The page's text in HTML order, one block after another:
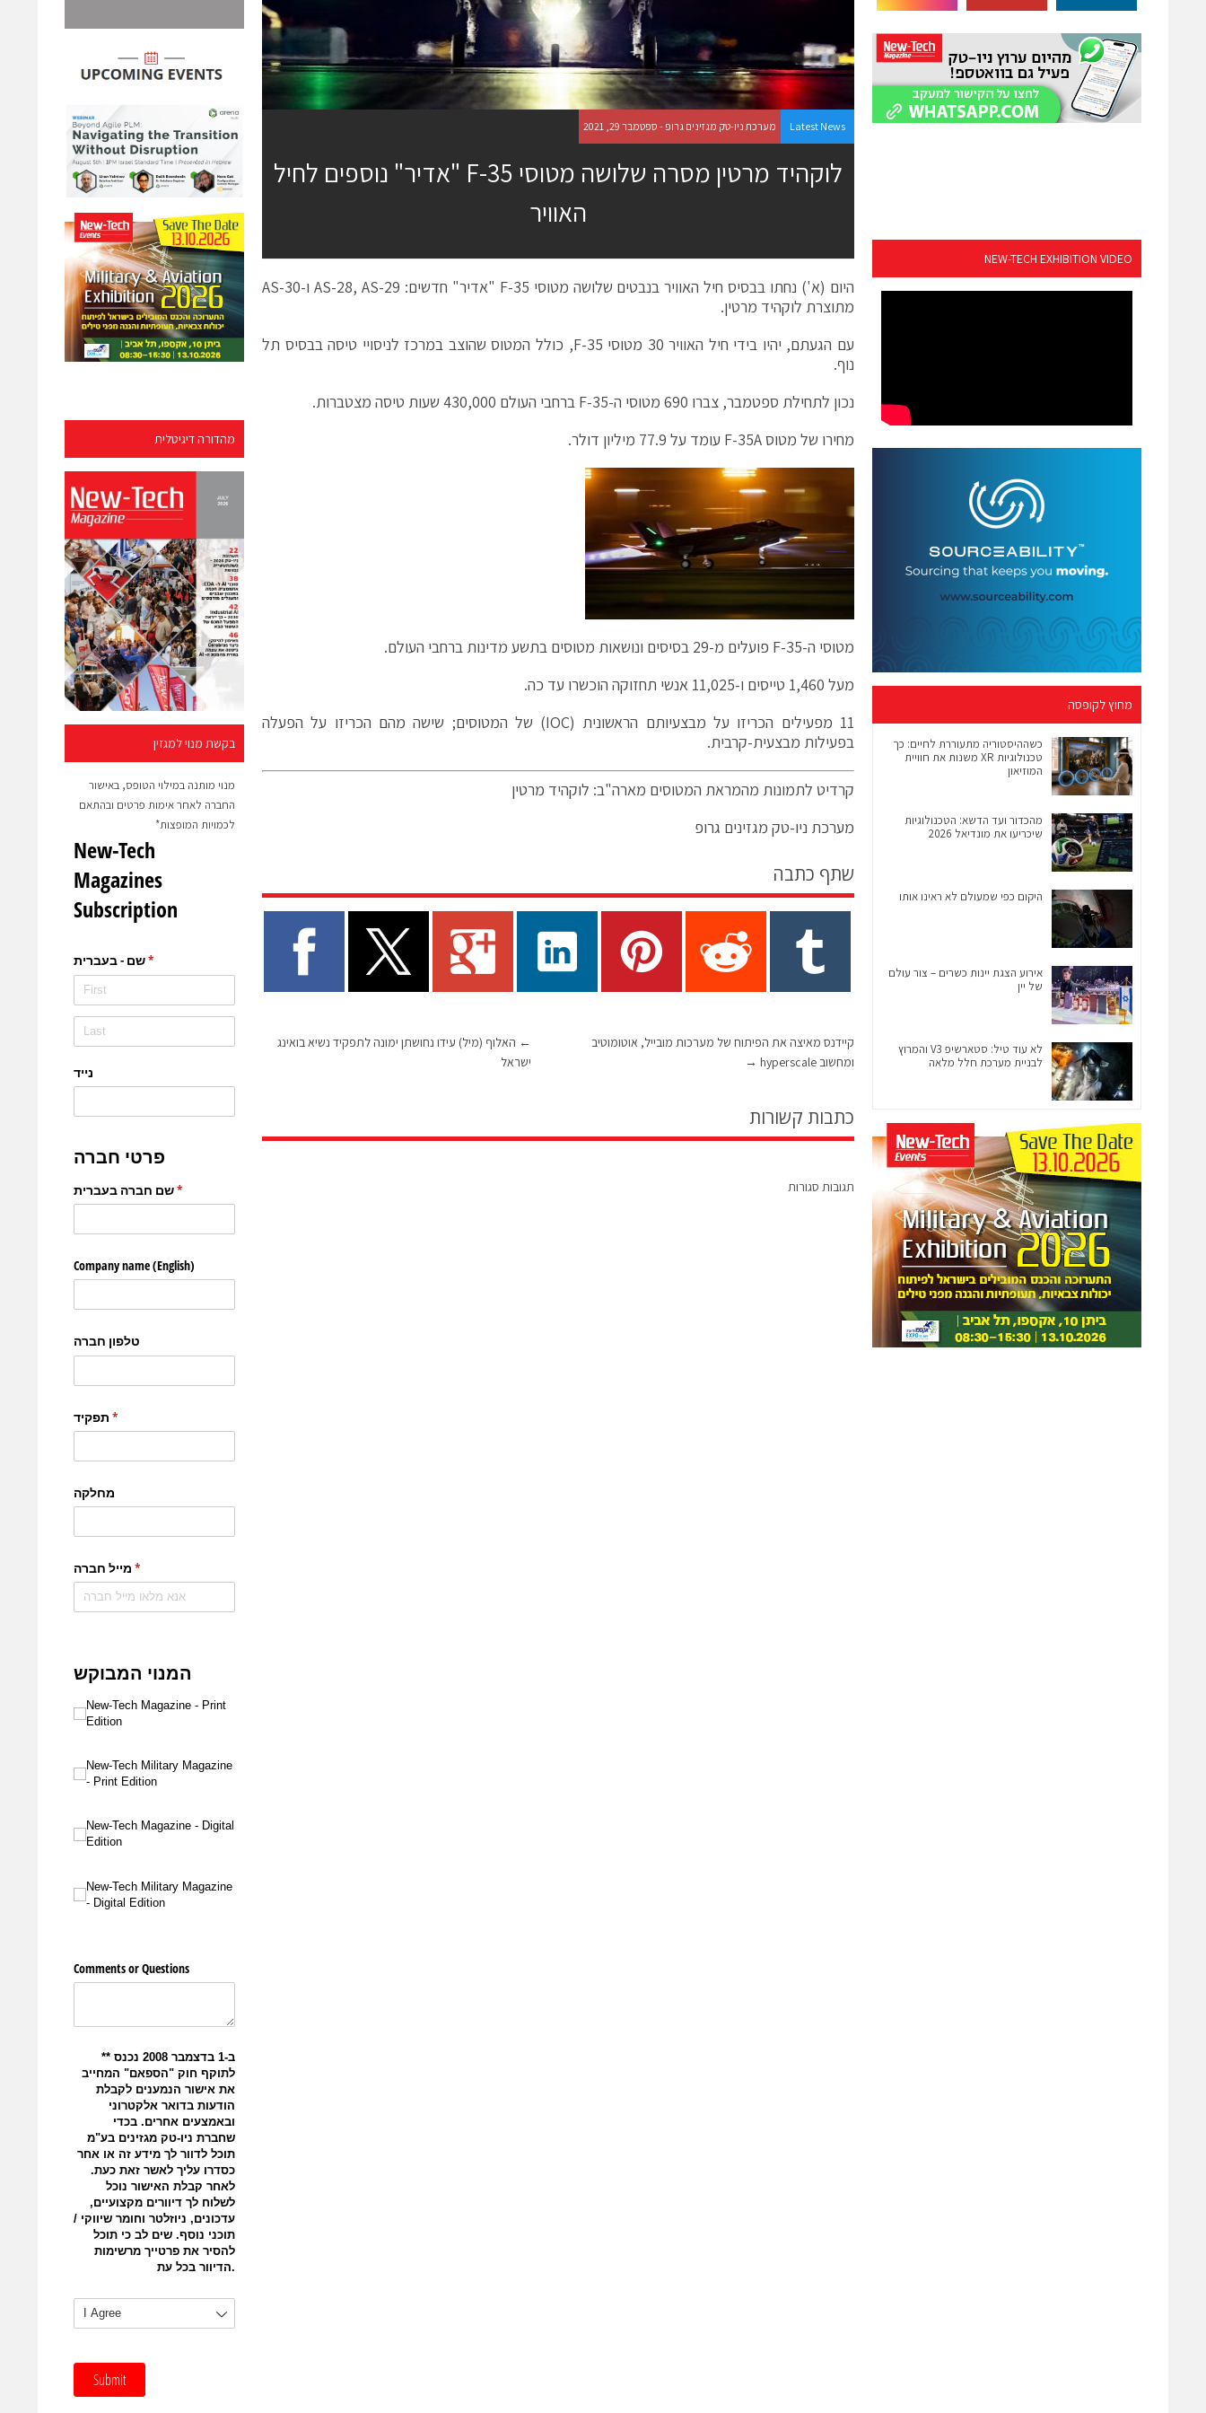
מהדורה דיגיטלית
בקשת מנוי למגזין
מנוי מותנה במילוי הטופס, באישור
החברה לאחר אימות פרטים ובהתאם
לכמויות המופצות*
Latest News מערכת ניו-טק מגזינים גרופ - ספטמבר 29, 2021
לוקהיד מרטין מסרה שלושה מטוסי F-35 "אדיר" נוספים לחיל
האוויר
היום (א') נחתו בבסיס חיל האוויר בנבטים שלושה מטוסי F-35 "אדיר" חדשים: AS-28, AS-29 ו-AS-30
מתוצרת לוקהיד מרטין.
עם הגעתם, יהיו בידי חיל האוויר 30 מטוסי F-35, כולל המטוס שהוצב במרכז לניסויי טיסה בבסיס תל
נוף.
נכון לתחילת ספטמבר, צברו 690 מטוסי ה-F-35 ברחבי העולם 430,000 שעות טיסה מצטברות.
מחירו של מטוס F-35A עומד על 77.9 מיליון דולר.
מטוסי ה-F-35 פועלים מ-29 בסיסים ונושאות מטוסים בתשע מדינות ברחבי העולם.
מעל 1,460 טייסים ו-11,025 אנשי תחזוקה הוכשרו עד כה.
11 מפעילים הכריזו על מבצעיותם הראשונית (IOC) של המטוסים; שישה מהם הכריזו על הפעלה
בפעילות מבצעית-קרבית.
קרדיט לתמונות מהמראת המטוסים מארה"ב: לוקהיד מרטין
מערכת ניו-טק מגזינים גרופ
שתף כתבה
← האלוף (מיל) עידו נחושתן ימונה לתפקיד נשיא בואינג
ישראל
קיידנס מאיצה את הפיתוח של מערכות מובייל, אוטומוטיב
ומחשוב hyperscale
→
כתבות קשורות
תגובות סגורות
NEW-TECH EXHIBITION VIDEO
מחוץ לקופסה
כשההיסטוריה מתעוררת לחיים: כך
טכנולוגיות XR משנות את חוויית
המוזיאון
מהכדור ועד הדשא: הטכנולוגיות
שיכריעו את מונדיאל 2026
היקום כפי שמעולם לא ראינו אותו
אירוע הצגת יינות כשרים – צור עולם
של יין
לא עוד טיל: סטארשיפ V3 והמרוץ
לבניית מערכת חלל מלאה